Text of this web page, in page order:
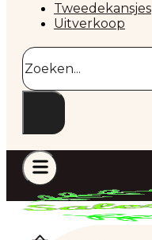
Tweedekansjes
Uitverkoop
Zoeken